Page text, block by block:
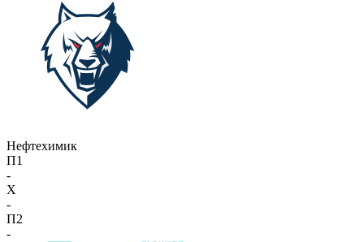
Нефтехимик
П1
-
X
-
П2
-